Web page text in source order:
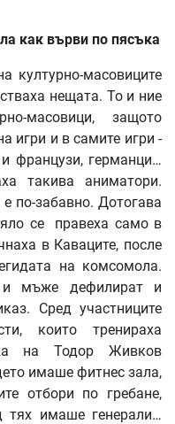
как върви по пясъка
културно-масовиците
нещата. То и ние
масовици, защото
игри и в самите игри -
французи, германци…
такива аниматори.
по-забавно. Дотогава
се правеха само в
в Каваците, после
на комсомола.
мъже дефилират и
Сред участниците
които тренираха
на Тодор Живков
имаше фитнес зала,
отбори по гребане,
тях имаше генерали…